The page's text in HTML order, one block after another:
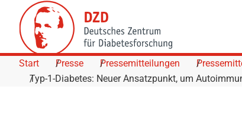
Skip to Content
Start Presse Pressemitteilungen
Typ-1-Diabetes: Neuer Ansatzpunkt, um